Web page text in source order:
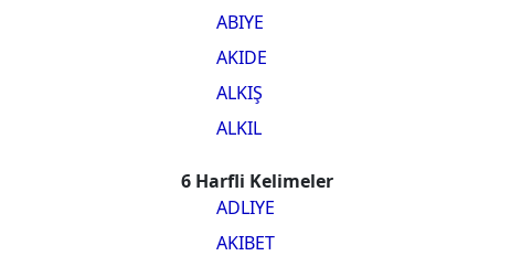
ABIYE
AKIDE
ALKIŞ
ALKIL
6 Harfli Kelimeler
ADLIYE
AKIBET